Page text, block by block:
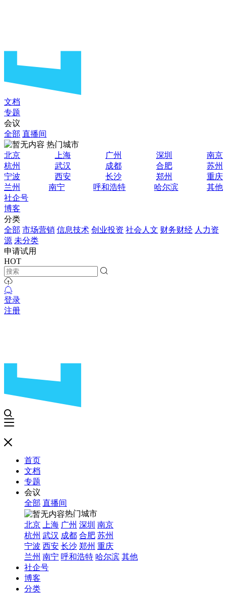
文档
专题
会议
全部 直播间
热门城市
北京
上海 广州 深圳
南京
杭州
武汉 成都 合肥
苏州
宁波
西安 长沙 郑州
重庆
兰州
南宁 呼和浩特 哈尔滨
其他
社企号
博客
分类
全部 市场营销 信息技术 创业投资 社会人文 财务财经 人力资
源 未分类
申请试用
HOT
登录
注册
首页
文档
专题
会议
全部 直播间
热门城市
北京
上海 广州 深圳 南京
杭州 武汉 成都 合肥 苏州
宁波 西安 长沙 郑州 重庆
兰州 南宁 呼和浩特 哈尔滨 其他
社企号
博客
分类